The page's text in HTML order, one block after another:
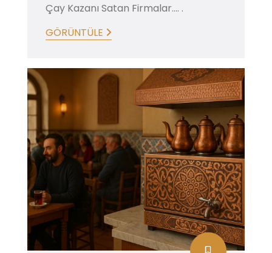
Çay Kazanı Satan Firmalar.... .
GÖRÜNTÜLE